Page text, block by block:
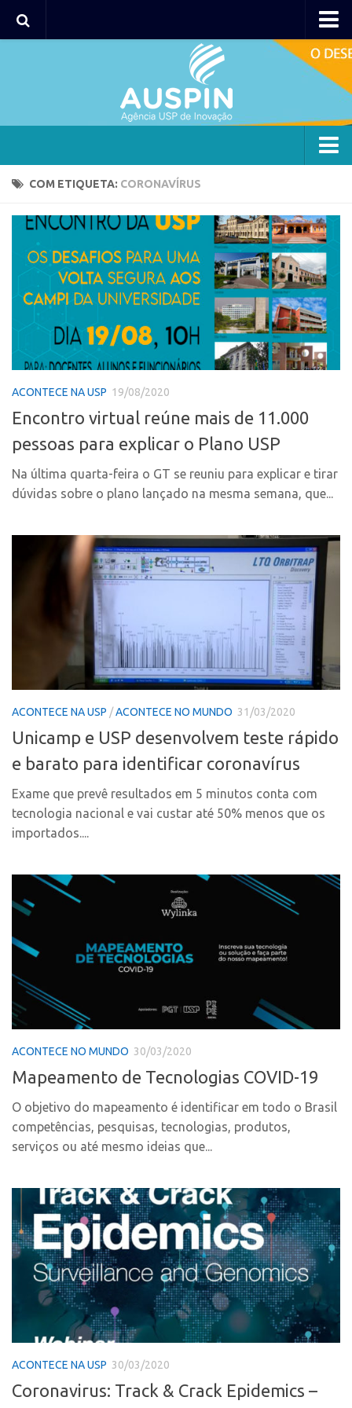
Polos
Polo Capital
Polo Lorena
Polo São Carlos
Programas
Startup USP
Conexão USP
Conexão Inter-USP
Leis e Normas
Portal do Inventor
Inteligência Competitiva
Chamamento
EMBRAPIIs
CPEs
CEPIDs
INCTs
PRPI/USP
InovaUSP
Comunicação
Eventos
Agenda AUSPIN
Fala Inovação
Premiações
AUSPIN
Destaques do Mês
Agência
Institucional
Coordenação
Polos
Polo Capital
Polo Lorena
Polo São Carlos
Programas
Bolsa Empreendedorismo
Bolsa Startup USP
PGI-USP
Conexão USP
Conexão Inter-USP
Leis e Normas
Portal do Inventor
Agency
Coordenação
Polo Lorena
Polo Ribeirão Preto
Polo São Carlos
Programas
Bolsa 2025
Startup USP
Conexão USP
Leis e Normas
Portal do Inventor
Inteligência Competitiva
Chamamento
Pesquisa na USP
EMBRAPIIs
CPEs
CEPIDs
InovaUSP
Comunicação
Agenda AUSPIN
Premiações
Edição 2017
Edição 2021
Inovação em Números
AUSPIN
Destaques do Mês
Agência
Polos
Polo Capital
Polo Lorena
Polo Ribeirão Preto
Polo São Carlos
Programas
Bolsa Empreendedorismo
Bolsa Startup USP
COM ETIQUETA: CORONAVÍRUS
ACONTECE NA USP 19/08/2020
Encontro virtual reúne mais de 11.000
pessoas para explicar o Plano USP
Na última quarta-feira o GT se reuniu para explicar e tirar
dúvidas sobre o plano lançado na mesma semana, que...
ACONTECE NA USP /ACONTECE NO MUNDO 31/03/2020
Unicamp e USP desenvolvem teste rápido
e barato para identificar coronavírus
Exame que prevê resultados em 5 minutos conta com
tecnologia nacional e vai custar até 50% menos que os
importados....
ACONTECE NO MUNDO 30/03/2020
Mapeamento de Tecnologias COVID-19
O objetivo do mapeamento é identificar em todo o Brasil
competências, pesquisas, tecnologias, produtos,
serviços ou até mesmo ideias que...
ACONTECE NA USP 30/03/2020
Coronavirus: Track & Crack Epidemics –